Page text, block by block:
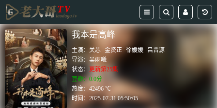
我本是高峰
主演：关芯 金贤正 徐媛媛
吕晋源
导演：吴雨曦
状态：
更新第25集
豆瓣：0.0分
热度：42496 ℃
时间：2025-07-31 05:50:05